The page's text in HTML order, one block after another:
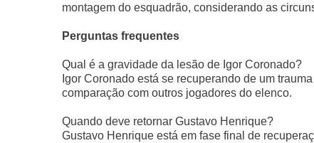
montagem do esquadrão, considerando as
Perguntas frequentes
Qual é a gravidade da lesão de Igor Coronado?
Igor Coronado está se recuperando de um
comparação com outros jogadores do elenco.
Quando deve retornar Gustavo Henrique?
Gustavo Henrique está em fase final de